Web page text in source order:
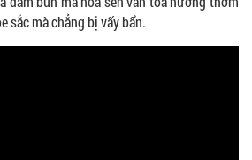
sắc mà chẳng bị vấy bẩn.